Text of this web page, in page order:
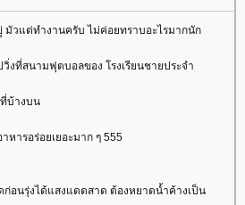
มัวแต่ทำงานครับ ไม่ค่อยทราบอะไรมากนัก
งที่สนามฟุตบอลของ โรงเรียนชายประจำ
บ้างบน
ารอร่อยเยอะมาก ๆ 555
อนรุ่งได้แสงแดดสาด ต้องหยาดน้ำค้างเป็น